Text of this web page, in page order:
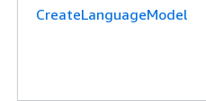
CreateLanguageModel